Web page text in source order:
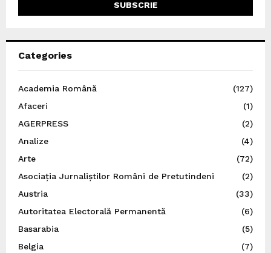
Categories
Academia Română
(127)
Afaceri
(1)
AGERPRESS
(2)
Analize
(4)
Arte
(72)
Asociația Jurnaliștilor Români de Pretutindeni
(2)
Austria
(33)
Autoritatea Electorală Permanentă
(6)
Basarabia
(5)
Belgia
(7)